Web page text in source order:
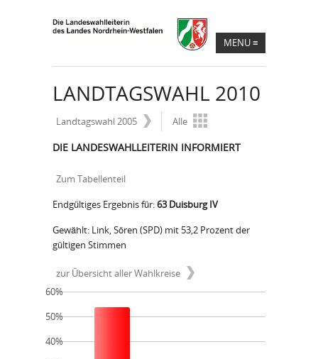
MENU≡
LANDTAGSWAHL 2010
Landtagswahl 2005 Alle
DIE LANDESWAHLLEITERIN INFORMIERT
Zum Tabellenteil
Endgültiges Ergebnis für:63 Duisburg IV
Gewählt: Link, Sören (SPD) mit 53,2 Prozent der
gültigen Stimmen
zur Übersicht aller Wahlkreise
60%
50%
40%